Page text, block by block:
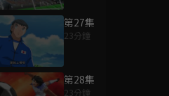
第27集
23分鐘
第28集
23分鐘